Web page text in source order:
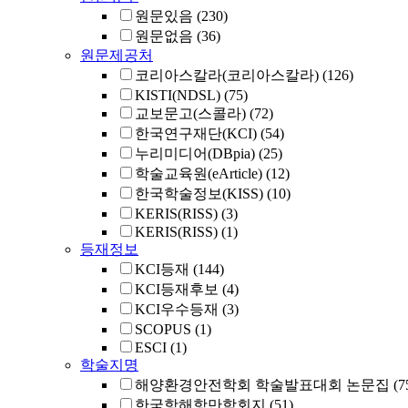
원문있음 (230)
원문없음 (36)
원문제공처
코리아스칼라(코리아스칼라) (126)
KISTI(NDSL) (75)
교보문고(스콜라) (72)
한국연구재단(KCI) (54)
누리미디어(DBpia) (25)
학술교육원(eArticle) (12)
한국학술정보(KISS) (10)
KERIS(RISS) (3)
KERIS(RISS) (1)
등재정보
KCI등재 (144)
KCI등재후보 (4)
KCI우수등재 (3)
SCOPUS (1)
ESCI (1)
학술지명
해양환경안전학회 학술발표대회 논문집
한국항해항만학회지 (51)